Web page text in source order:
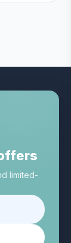
limited-